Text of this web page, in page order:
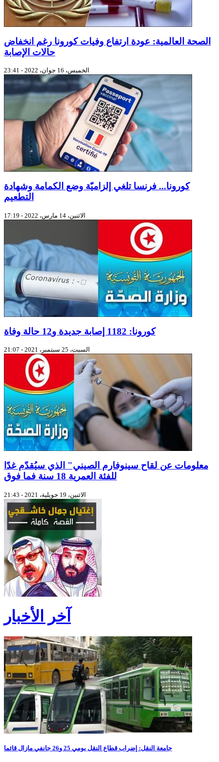
الصحة العالمية: عودة ارتفاع وفيات كورونا رغم انخفاض
حالات الإصابة
الخميس، 16 جوان، 2022 - 23:41
كورونا... فرنسا تلغي إلزاميّة وضع الكمامة وشهادة
التطعيم
الاثنين، 14 مارس، 2022 - 17:19
كورونا: 1182 إصابة جديدة و12 حالة وفاة
السبت، 25 سبتمبر، 2021 - 21:07
معلومات عن لقاح سينوفارم الصيني" الذي سيُقدّم غدًا
للفئة العمرية 18 سنة فما فوق
الاثنين، 19 جويلية، 2021 - 21:43
آخر الأخبار
جامعة النقل: إضراب قطاع النقل يومي 25 و26 جانفي مازال قائما